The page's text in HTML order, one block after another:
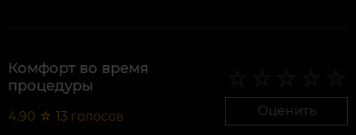
Комфорт во время
процедуры
4,90 ☆ 13 голосов Оценить